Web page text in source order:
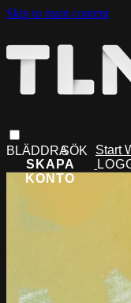
Skip to main content
Start